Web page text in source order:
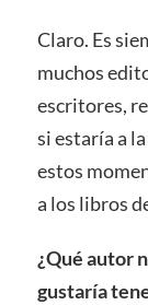
Claro. Es
muchos
escritores,
si estaría a
estos
a los libros
¿Qué autor
gustaría